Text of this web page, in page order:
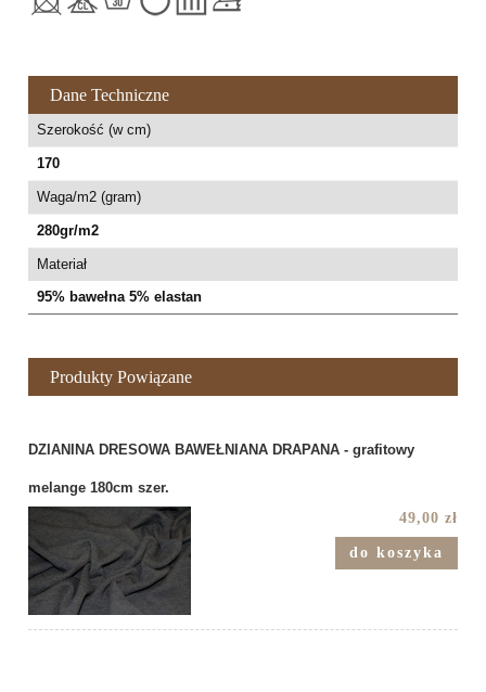
Dane Techniczne
Szerokość (w cm)
170
Waga/m2 (gram)
280gr/m2
Materiał
95% bawełna 5% elastan
Produkty Powiązane
DZIANINA DRESOWA BAWEŁNIANA DRAPANA - grafitowy
melange 180cm szer.
49,00 zł
do koszyka